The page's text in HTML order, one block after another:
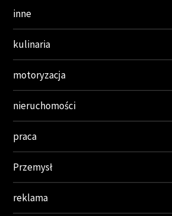
inne
kulinaria
motoryzacja
nieruchomości
praca
Przemysł
reklama